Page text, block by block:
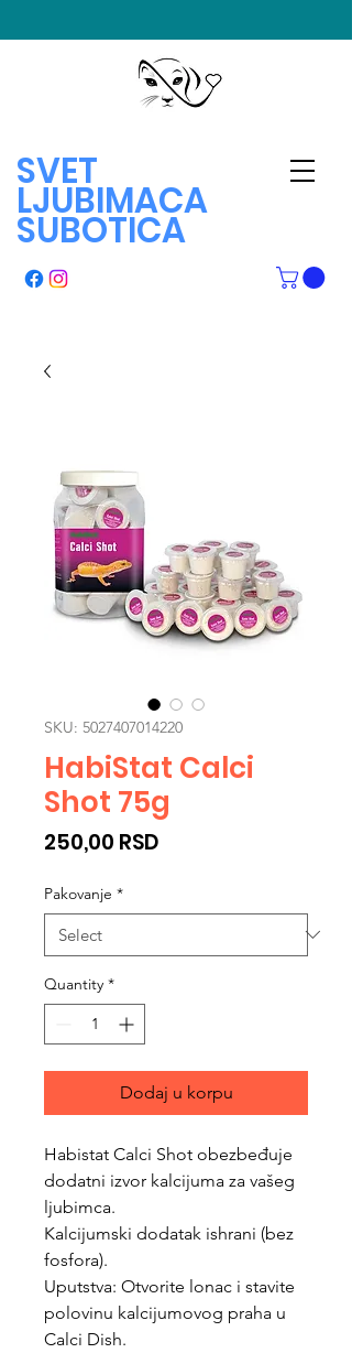
SVET
LJUBIMACA
SUBOTICA
SKU: 5027407014220
HabiStat Calci
Shot 75g
250,00 RSD
Pakovanje *
Quantity *
Dodaj u korpu
Habistat Calci Shot obezbeđuje
dodatni izvor kalcijuma za vašeg
ljubimca.
Kalcijumski dodatak ishrani (bez
fosfora).
Uputstva: Otvorite lonac i stavite
polovinu kalcijumovog praha u
Calci Dish.